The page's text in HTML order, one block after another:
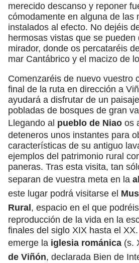
merecido descanso y reponer
cómodamente en alguna de las
instalados al efecto. No dejéis
hermosas vistas que se pueden
mirador, donde os percataréis
mar Cantábrico y el macizo de
Comenzaréis de nuevo vuestro
final de la ruta en dirección a
ayudará a disfrutar de un
pobladas de bosques de gran
Llegando al pueblo de Niao os
deteneros unos instantes para
características de su antiguo
ejemplos del patrimonio rural
paneras. Tras esta visita, tan
separan de vuestra meta en la
este lugar podrá visitarse el
Rural, espacio en el que
reproducción de la vida en la
finales del siglo XIX hasta el
emerge la iglesia románica (s.
de Viñón, declarada Bien de